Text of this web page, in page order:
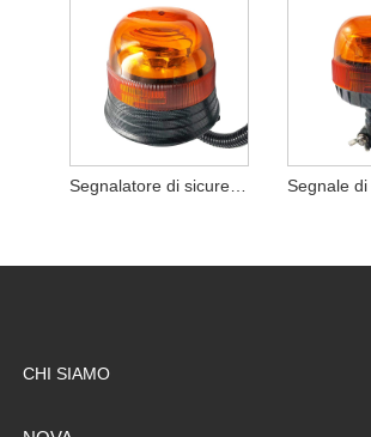
Segnalatore di sicurezza lampeggiante a base magnetica color ambra da 12 LED
CHI SIAMO